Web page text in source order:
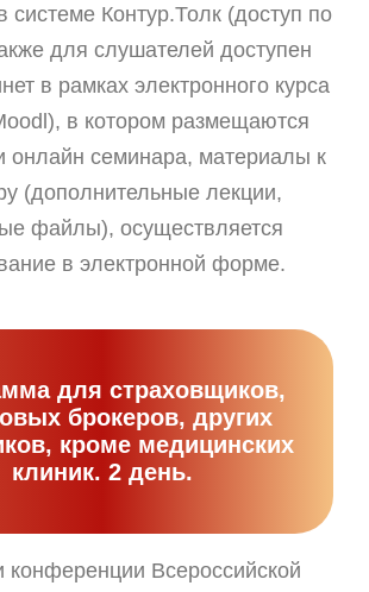
системе Контур.Толк (доступ по
для слушателей доступен
в рамках электронного курса
в котором размещаются
онлайн семинара, материалы к
(дополнительные лекции,
файлы), осуществляется
в электронной форме.
для страховщиков,
брокеров, других
кроме медицинских
клиник. 2 день.
конференции Всероссийской